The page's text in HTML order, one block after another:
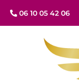
06 10 05 42 06